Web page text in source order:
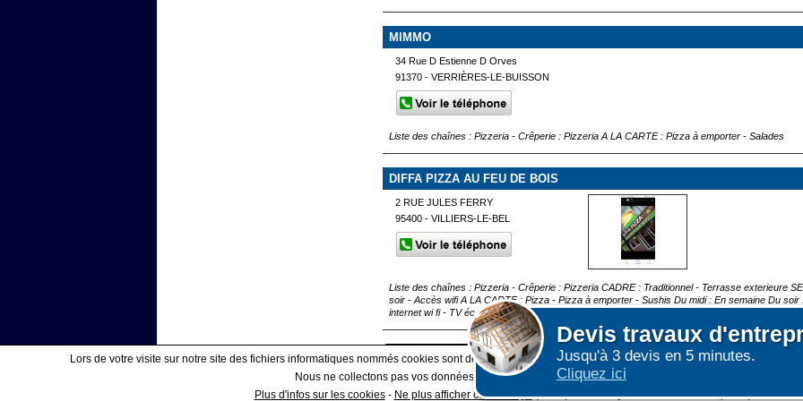
Devis travaux
Jusqu'à 3 devis en 5 minutes.
Cliquez ici
MIMMO
34 Rue D Estienne D Orves
91370 - VERRIÈRES-LE-BUISSON
Liste des chaînes : Pizzeria - Crêperie : Pizzeria A LA CARTE : Pizza à emporter - Salades
DIFFA PIZZA AU FEU DE BOIS
2 RUE JULES FERRY
95400 - VILLIERS-LE-BEL
Liste des chaînes : Pizzeria - Crêperie : Pizzeria CADRE : Traditionnel - Terrasse exterieure
soir - Accès wifi A LA CARTE : Pizza - Pizza à emporter - Sushis Du midi : En semaine Du
internet wi fi - TV écran plat
Afficher plus de prestataires dans un rayon de 50km
Affiner votre recherche
Lors de votre visite sur notre site des fichiers informatiques nommés cookies sont déposés sur votre terminal. Ces cookies sont utilisés pour la
Nous ne collectons pas vos données personnelles au travers des cookies à des fins publicitaires ni pour
Plus d'infos sur les cookies- Ne plus afficher ce message(vous pouvez toujours consulter notre politique de